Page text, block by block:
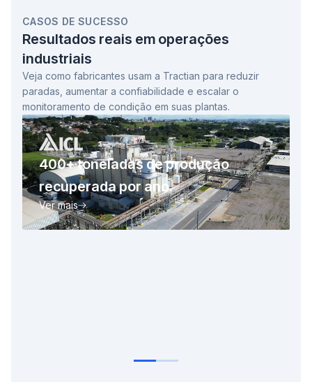
CASOS DE SUCESSO
Resultados reais em operações
industriais
Veja como fabricantes usam a Tractian para reduzir
paradas, aumentar a confiabilidade e escalar o
monitoramento de condição em suas plantas.
400+ toneladasde produção
recuperada por ano.
Ver mais
Hoje, trocamos dias não planejados por dias
planejados, o que levou a manutenção para um
novo patamar. E eu costumo comentar aqui: